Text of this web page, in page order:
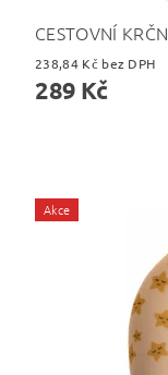
CESTOVNÍ
238,84 Kč bez DPH
289 Kč
Akce